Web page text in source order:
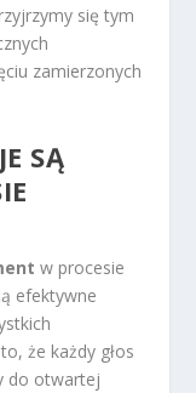
się tym
zamierzonych
SĄ
w procesie
efektywne
że każdy głos
do otwartej